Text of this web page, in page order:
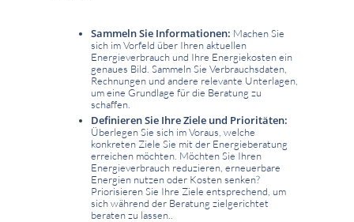
Sammeln Sie Informationen: Machen Sie
sich im Vorfeld über Ihren aktuellen
Energieverbrauch und Ihre Energiekosten ein
genaues Bild. Sammeln Sie Verbrauchsdaten,
Rechnungen und andere relevante Unterlagen,
um eine Grundlage für die Beratung zu
schaffen.
Definieren Sie Ihre Ziele und Prioritäten:
Überlegen Sie sich im Voraus, welche
konkreten Ziele Sie mit der Energieberatung
erreichen möchten. Möchten Sie Ihren
Energieverbrauch reduzieren, erneuerbare
Energien nutzen oder Kosten senken?
Priorisieren Sie Ihre Ziele entsprechend, um
sich während der Beratung zielgerichtet
beraten zu lassen..